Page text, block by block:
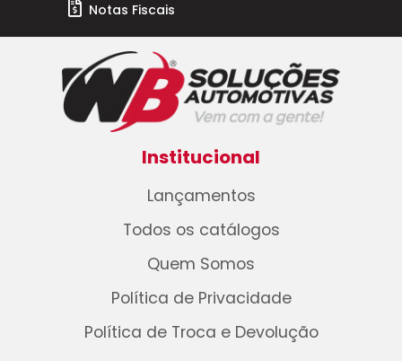
Notas Fiscais
Institucional
Lançamentos
Todos os catálogos
Quem Somos
Política de Privacidade
Política de Troca e Devolução